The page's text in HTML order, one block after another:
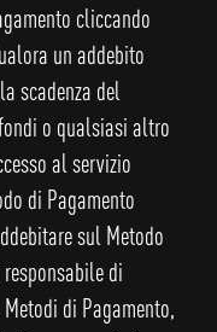
cliccando
un addebito
scadenza del
o qualsiasi altro
al servizio
di Pagamento
sul Metodo
di
di Pagamento,